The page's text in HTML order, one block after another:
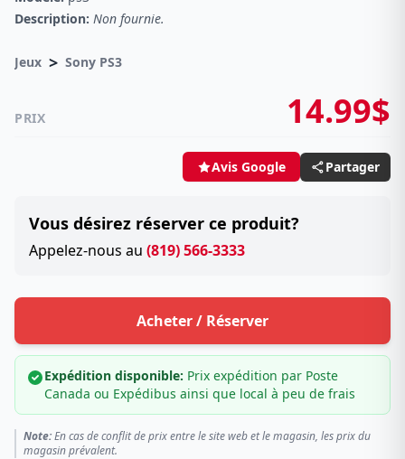
Description: Non fournie.
Jeux > Sony PS3
PRIX 14.99$
Avis Google Partager
Vous désirez réserver ce produit?
Appelez-nous au (819) 566-3333
Acheter / Réserver
Expédition disponible: Prix expédition par Poste
Canada ou Expédibus ainsi que local à peu de frais
Note:En cas de conflit de prix entre le site web et le magasin, les prix du
magasin prévalent.